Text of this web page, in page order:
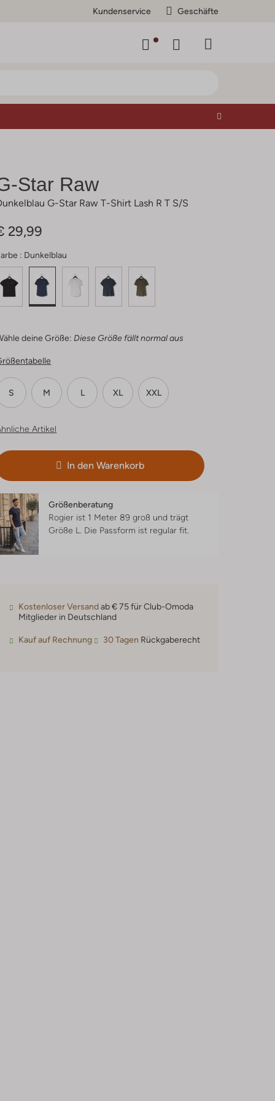
Kundenservice Geschäfte
Star Raw
G-Star Raw T-Shirt Lash R T S/s
29,99
: Dunkelblau
deine Größe: Diese Größe fällt normal aus
S M L XL XXL
Artikel
In den Warenkorb
Größenberatung
Rogier ist 1 Meter 89 groß und trägt
Größe L. Die Passform ist regular fit
Kostenloser Versandab € 75 für Club-Omoda
Mitglieder in Deutschland
Kauf auf Rechnung 30 Tagen Rückgaberecht